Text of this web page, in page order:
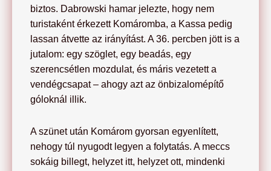
biztos. Dabrowski hamar jelezte, hogy nem
turistaként érkezett Komáromba, a Kassa pedig
lassan átvette az irányítást. A 36. percben jött is a
jutalom: egy szöglet, egy beadás, egy
szerencsétlen mozdulat, és máris vezetett a
vendégcsapat – ahogy azt az önbizalomépítő
góloknál illik.
A szünet után Komárom gyorsan egyenlített,
nehogy túl nyugodt legyen a folytatás. A meccs
sokáig billegt, helyzet itt, helyzet ott, mindenki